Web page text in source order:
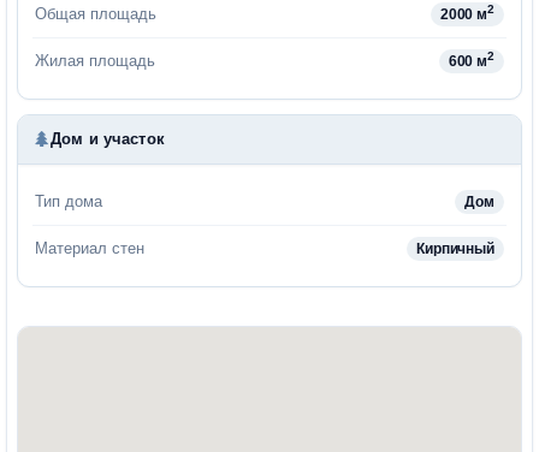
Общая площадь 2000 м2
Жилая площадь 600 м2
Дом и участок
Тип дома Дом
Материал стен Кирпичный